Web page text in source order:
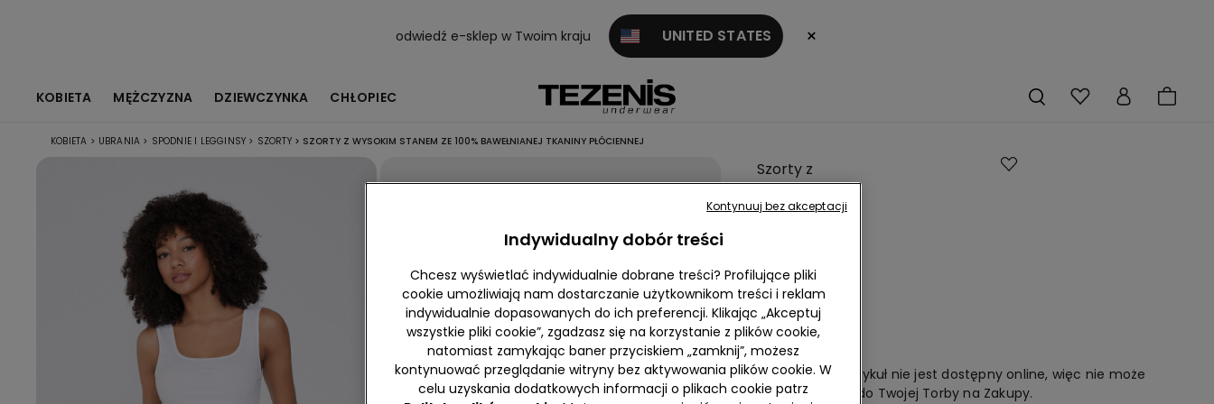
odwiedź e-sklep w Twoim kraju UNITED STATES ×
KOBIETA MĘŻCZYZNA DZIEWCZYNKA CHŁOPIEC
KOBIETA > UBRANIA > SPODNIE I LEGGINSY > SZORTY > SZORTY Z WYSOKIM STANEM ZE 100% BAWEŁNIANEJ TKANINY PŁÓCIENNEJ
Szorty z
Stanem ze
Bawełnianej
Tkaniny
Płóciennej
null
Przykro nam, artykuł nie jest dostępny online, więc nie może
zostać dodany do Twojej Torby na Zakupy.
Indywidualny dobór treści
Chcesz wyświetlać indywidualnie dobrane treści? Profilujące pliki
cookie umożliwiają nam dostarczanie użytkownikom treści i reklam
indywidualnie dopasowanych do ich preferencji. Klikając „Akceptuj
wszystkie pliki cookie”, zgadzasz się na korzystanie z plików cookie,
natomiast zamykając baner przyciskiem „zamknij”, możesz
kontynuować przeglądanie witryny bez aktywowania plików cookie. W
celu uzyskania dodatkowych informacji o plikach cookie patrz
Kontynuuj bez akceptacji